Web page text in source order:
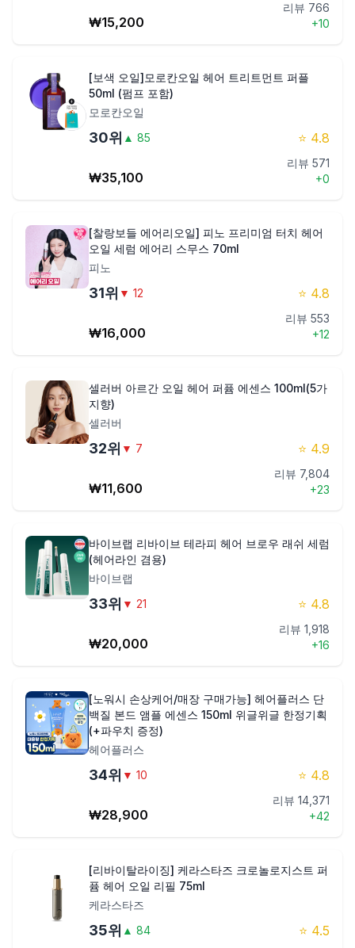
₩15,200
리뷰 766
+10
[보색 오일]모로칸오일 헤어 트리트먼트 퍼플
50ml (펌프 포함)
모로칸오일
30위 ▲ 85 ⭐ 4.8
₩35,100
리뷰 571
+0
[찰랑보들 에어리오일] 피노 프리미엄 터치 헤어
오일 세럼 에어리 스무스 70ml
피노
31위 ▼ 12 ⭐ 4.8
₩16,000
리뷰 553
+12
셀러버 아르간 오일 헤어 퍼퓸 에센스 100ml(5가
지향)
셀러버
32위 ▼ 7 ⭐ 4.9
₩11,600
리뷰 7,804
+23
바이브랩 리바이브 테라피 헤어 브로우 래쉬 세럼
(헤어라인 겸용)
바이브랩
33위 ▼ 21 ⭐ 4.8
₩20,000
리뷰 1,918
+16
[노워시 손상케어/매장 구매가능] 헤어플러스 단
백질 본드 앰플 에센스 150ml 위글위글 한정기획
(+파우치 증정)
헤어플러스
34위 ▼ 10 ⭐ 4.8
₩28,900
리뷰 14,371
+42
[리바이탈라이징] 케라스타즈 크로놀로지스트 퍼
퓸 헤어 오일 리필 75ml
케라스타즈
35위 ▲ 84 ⭐ 4.5